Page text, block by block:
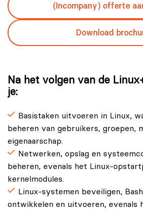
(Incompany) offerte
Download
Na het volgen van de
je:
Basistaken uitvoeren in Linux,
beheren van gebruikers, groepen,
eigenaarschap.
Netwerken, opslag en
beheren, evenals het Linux-
kernelmodules.
Linux-systemen beveiligen,
ontwikkelen en uitvoeren, evenals